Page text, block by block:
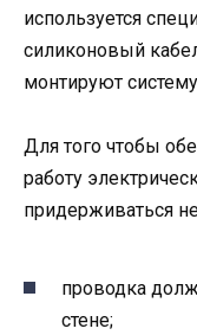
используется
силиконовый
монтируют
Для того чтобы
работу
придерживаться
проводка
стене;